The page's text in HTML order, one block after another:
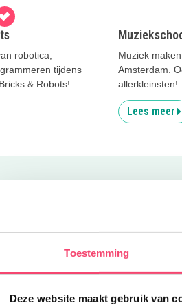
Toestemming
Deze website maakt gebruik van
robotica,
tijdens
& Robots!
Muziek
Amsterdam.
allerkleinsten!
Lees meer